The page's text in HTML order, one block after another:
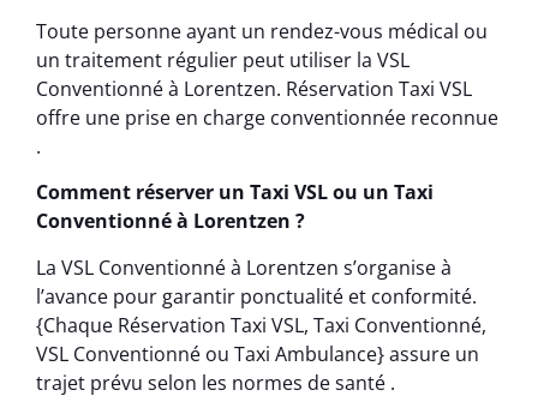
Toute personne ayant un rendez-vous médical ou
un traitement régulier peut utiliser la VSL
Conventionné à Lorentzen. Réservation Taxi VSL
offre une prise en charge conventionnée reconnue
.
Comment réserver un Taxi VSL ou un Taxi
Conventionné à Lorentzen ?
La VSL Conventionné à Lorentzen s’organise à
l’avance pour garantir ponctualité et conformité.
{Chaque Réservation Taxi VSL, Taxi Conventionné,
VSL Conventionné ou Taxi Ambulance} assure un
trajet prévu selon les normes de santé .